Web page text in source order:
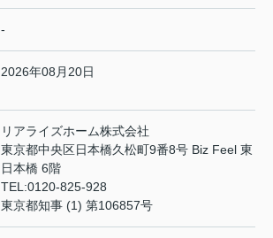
-
2026年08月20日
リアライズホーム株式会社
東京都中央区日本橋久松町9番8号 Biz Feel 東
日本橋 6階
TEL:0120-825-928
東京都知事 (1) 第106857号